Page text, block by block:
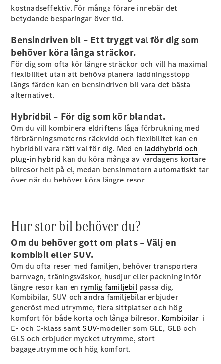
C-Klass
Sedan
C-
Sedan
EQE
Sedan
EQS
Sedan
E-Klass
S-Klass
Lång
Mercedes-
Maybach S-
Klass
Konfigurator
SUV
Alla Suvar
EQA
Elektrisk
EQE
SUV
Elektrisk
EQS
SUV
Elektrisk
kostnadseffektiv. För många förare innebär det
betydande besparingar över tid.
Bensindriven bil – Ett tryggt val för dig som
behöver köra långa sträckor.
För dig som ofta kör längre sträckor och vill ha maximal
flexibilitet utan att behöva planera laddningsstopp
längs färden kan en bensindriven bil vara det bästa
alternativet.
Hybridbil – För dig som kör blandat.
Om du vill kombinera eldriftens låga förbrukning med
förbränningsmotorns räckvidd och flexibilitet kan en
hybridbil vara rätt val för dig. Med en laddhybrid och
plug-in hybrid kan du köra många av vardagens kortare
bilresor helt på el, medan bensinmotorn automatiskt tar
över när du behöver köra längre resor.
Hur stor bil behöver du?
Om du behöver gott om plats – Välj en
kombibil eller SUV.
Om du ofta reser med familjen, behöver transportera
barnvagn, träningsväskor, husdjur eller packning inför
längre resor kan en rymlig familjebilpassa dig.
Kombibilar, SUV och andra familjebilar erbjuder
generöst med utrymme, flera sittplatser och hög
komfort för både korta och långa bilresor. Kombibilar i
E- och C-klass samtSUV-modeller som GLE, GLB och
GLS och erbjuder mycket utrymme, stort
bagageutrymme och hög komfort.